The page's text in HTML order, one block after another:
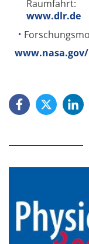
Raumfahrt:
www.dlr.de